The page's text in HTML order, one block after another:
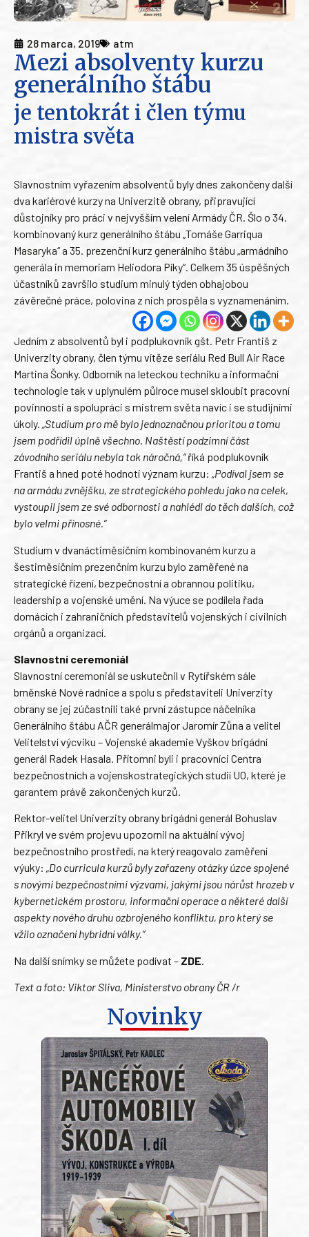
28 marca, 2019 atm
Mezi absolventy kurzu
generálního štábu
je tentokrát i člen týmu
mistra světa
Slavnostním vyřazením absolventů byly dnes zakončeny další
dva kariérové kurzy na Univerzitě obrany, připravující
důstojníky pro práci v nejvyšším velení Armády ČR. Šlo o 34.
kombinovaný kurz generálního štábu „Tomáše Garriqua
Masaryka“ a 35. prezenční kurz generálního štábu „armádního
generála in memoriam Heliodora Píky“. Celkem 35 úspěšných
účastníků završilo studium minulý týden obhajobou
závěrečné práce, polovina z nich prospěla s vyznamenáním.
Jedním z absolventů byl i podplukovník gšt. Petr Františ z
Univerzity obrany, člen týmu vítěze seriálu Red Bull Air Race
Martina Šonky. Odborník na leteckou techniku a informační
technologie tak v uplynulém půlroce musel skloubit pracovní
povinnosti a spolupráci s mistrem světa navíc i se studijními
úkoly. „Studium pro mě bylo jednoznačnou prioritou a tomu
jsem podřídil úplně všechno. Naštěstí podzimní část
závodního seriálu nebyla tak náročná,“říká podplukovník
Františ a hned poté hodnotí význam kurzu: „Podíval jsem se
na armádu zvnějšku, ze strategického pohledu jako na celek,
vystoupil jsem ze své odbornosti a nahlédl do těch dalších, což
bylo velmi přínosné.“
Studium v dvanáctiměsíčním kombinovaném kurzu a
šestiměsíčním prezenčním kurzu bylo zaměřené na
strategické řízení, bezpečnostní a obrannou politiku,
leadership a vojenské umění. Na výuce se podílela řada
domácích i zahraničních představitelů vojenských i civilních
orgánů a organizací.
Slavnostní ceremoniál
Slavnostní ceremoniál se uskutečnil v Rytířském sále
brněnské Nové radnice a spolu s představiteli Univerzity
obrany se jej zúčastnili také první zástupce náčelníka
Generálního štábu AČR generálmajor Jaromír Zůna a velitel
Velitelství výcviku – Vojenské akademie Vyškov brigádní
generál Radek Hasala. Přítomni byli i pracovníci Centra
bezpečnostních a vojenskostrategických studií UO, které je
garantem právě zakončených kurzů.
Rektor-velitel Univerzity obrany brigádní generál Bohuslav
Přikryl ve svém projevu upozornil na aktuální vývoj
bezpečnostního prostředí, na který reagovalo zaměření
výuky: „Do curricula kurzů byly zařazeny otázky úzce spojené
s novými bezpečnostními výzvami, jakými jsou nárůst hrozeb v
kybernetickém prostoru, informační operace a některé další
aspekty nového druhu ozbrojeného konfliktu, pro který se
vžilo označení hybridní války.“
Na další snímky se můžete podívat – ZDE
Text a foto: Viktor Sliva, Ministerstvo obrany ČR /r
Novinky